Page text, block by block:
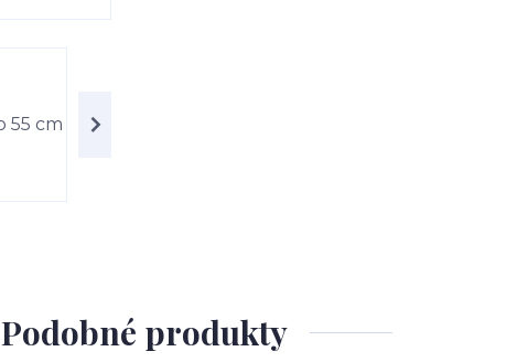
Podobné produkty